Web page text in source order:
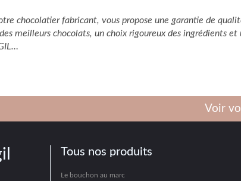
chocolatier fabricant, vous propose une garantie de
meilleurs chocolats, un choix rigoureux des ingrédients
Voir
Tous nos produits
Le bouchon au marc